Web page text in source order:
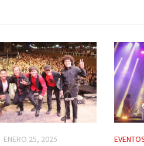
ENERO 25, 2025